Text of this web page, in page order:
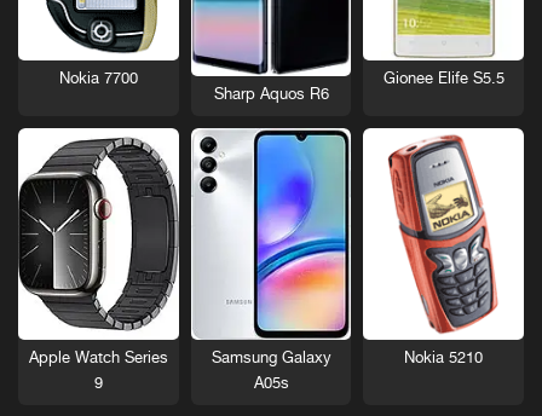
Gionee Elife S5.5
Sharp Aquos R6
Nokia 7700
Nokia 5210
Samsung Galaxy
A05s
Apple Watch Series
9